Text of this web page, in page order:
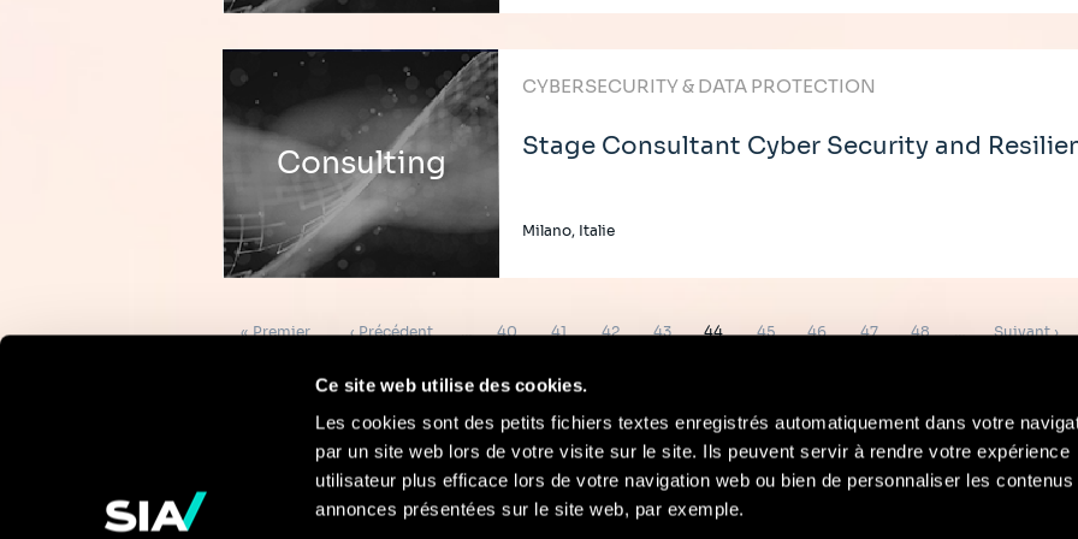
Ce site web utilise des cookies.
Les cookies sont des petits fichiers textes enregistrés automatiquement dans votre
par un site web lors de votre visite sur le site. Ils peuvent servir à rendre votre expérience
utilisateur plus efficace lors de votre navigation web ou bien de personnaliser les contenus
annonces présentées sur le site web, par exemple.
Consulting
CYBERSECURITY & DATA PROTECTION
Stage Consultant Cyber Security and
Milano, Italie
Première
« Premier
Page
‹ Précédent … Page
40 Page
41 Page
42 Page
43 Page
44 Page
45 Page
46 Page
47 Page
48 …
Page
Suivant ›
Pour en savoir Contact Mentions Légales